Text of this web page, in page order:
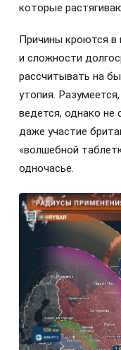
которые
Причины кроются в
и сложности
рассчитывать на
утопия.
ведется, однако не
даже участие
«волшебной
одночасье.